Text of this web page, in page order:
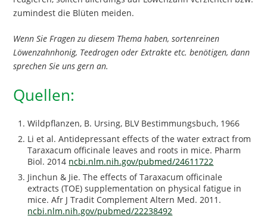
zumindest die Blüten meiden.
Wenn Sie Fragen zu diesem Thema haben, sortenreinen
Löwenzahnhonig, Teedrogen oder Extrakte etc. benötigen, dann
sprechen Sie uns gern an.
Quellen:
Wildpflanzen, B. Ursing, BLV Bestimmungsbuch, 1966
Li et al. Antidepressant effects of the water extract from
Taraxacum officinale leaves and roots in mice. Pharm
Biol. 2014 ncbi.nlm.nih.gov/pubmed/24611722
Jinchun & Jie. The effects of Taraxacum officinale
extracts (TOE) supplementation on physical fatigue in
mice. Afr J Tradit Complement Altern Med. 2011.
ncbi.nlm.nih.gov/pubmed/22238492